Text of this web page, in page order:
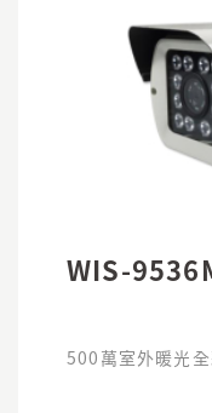
WIS-
500萬室外暖光